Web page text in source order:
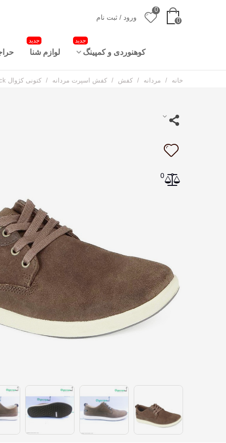
0
0
ورود / ثبت نام
کوهنوردی و کمپینگ
جدید
لوازم شنا
جدید
خانه / مردانه / کفش / کفش اسپرت مردانه / کتونی کژوال Caterpillar Beck
0